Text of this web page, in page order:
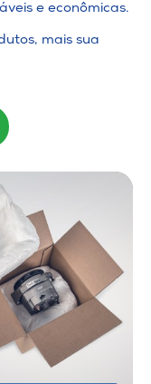
e econômicas.
mais sua